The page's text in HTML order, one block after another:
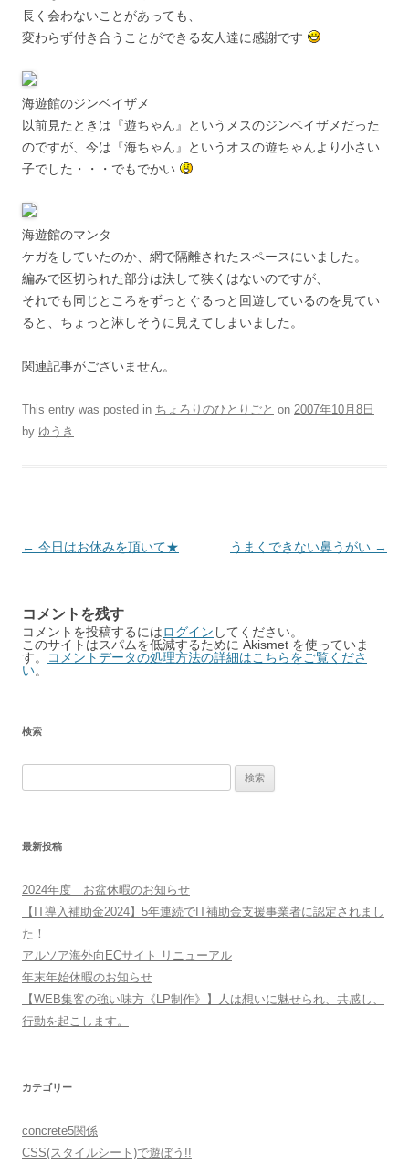
長く会わないことがあっても、
変わらず付き合うことができる友人達に感謝です
海遊館のジンベイザメ
以前見たときは『遊ちゃん』というメスのジンベイザメだった
のですが、今は『海ちゃん』というオスの遊ちゃんより小さい
子でした・・・でもでかい
海遊館のマンタ
ケガをしていたのか、網で隔離されたスペースにいました。
編みで区切られた部分は決して狭くはないのですが、
それでも同じところをずっとぐるっと回遊しているのを見てい
ると、ちょっと淋しそうに見えてしまいました。
関連記事がございません。
This entry was posted in ちょろりのひとりごと on 2007年10月8日
by ゆうき .
Post
← 今日はお休みを頂いて★ うまくできない鼻うがい →
コメントを残す
コメントを投稿するにはログイン してください。
このサイトはスパムを低減するために Akismet を使っていま
す。
コメントデータの処理方法の詳細はこちらをご覧くださ
い。
検索
最新投稿
2024年度 お盆休暇のお知らせ
【IT導入補助金2024】5年連続でIT補助金支援事業者に認定されまし
た！
アルソア海外向ECサイト リニューアル
年末年始休暇のお知らせ
【WEB集客の強い味方《LP制作》】人は想いに魅せられ、共感し、
行動を起こします。
カテゴリー
concrete5関係
CSS(スタイルシート)で遊ぼう!!